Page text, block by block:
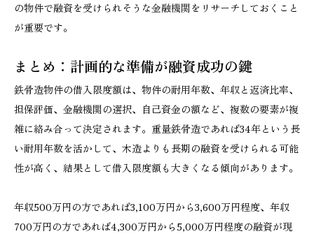
の物件で融資を受けられそうな金融機関をリサーチしておくこと
が重要です。
まとめ：計画的な準備が融資成功の鍵
鉄骨造物件の借入限度額は、物件の耐用年数、年収と返済比率、
担保評価、金融機関の選択、自己資金の額など、複数の要素が複
雑に絡み合って決定されます。重量鉄骨造であれば34年という長
い耐用年数を活かして、木造よりも長期の融資を受けられる可能
性が高く、結果として借入限度額も大きくなる傾向があります。
年収500万円の方であれば3,100万円から3,600万円程度、年収
700万円の方であれば4,300万円から5,000万円程度の融資が現